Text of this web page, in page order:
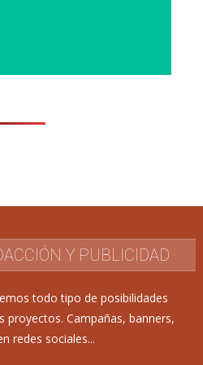
Y PUBLICIDAD
todo tipo de posibilidades
proyectos. Campañas, banners,
redes sociales...